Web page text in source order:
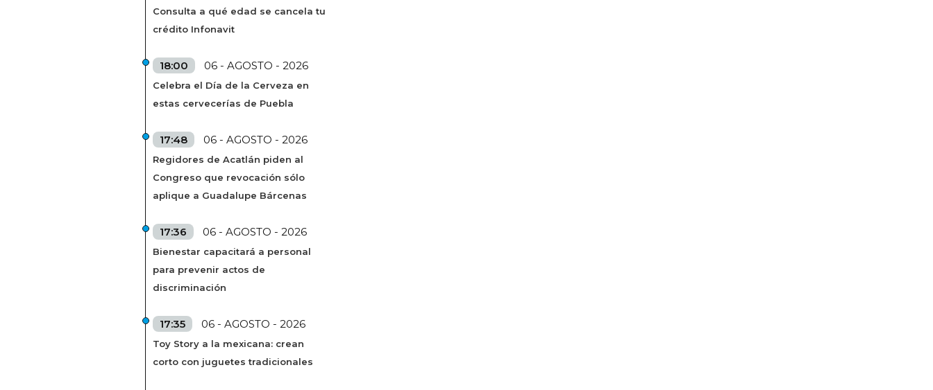
Consulta a qué edad se cancela tu
crédito Infonavit
18:00 06 - AGOSTO - 2026
Celebra el Día de la Cerveza en
estas cervecerías de Puebla
17:48 06 - AGOSTO - 2026
Regidores de Acatlán piden al
Congreso que revocación sólo
aplique a Guadalupe Bárcenas
17:36 06 - AGOSTO - 2026
Bienestar capacitará a personal
para prevenir actos de
discriminación
17:35 06 - AGOSTO - 2026
Toy Story a la mexicana: crean
corto con juguetes tradicionales